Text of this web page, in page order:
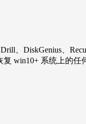
、DiskGenius、
win10+ 系统上的